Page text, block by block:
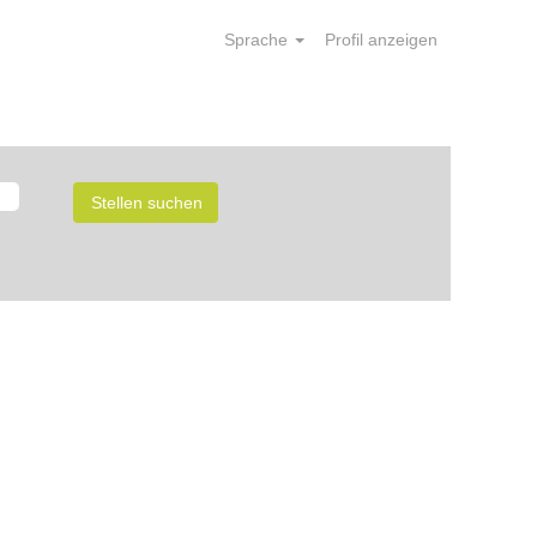
Sprache Profil anzeigen